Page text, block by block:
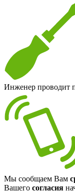
Инженер проводит
Мы сообщаем Вам
Вашего согласия